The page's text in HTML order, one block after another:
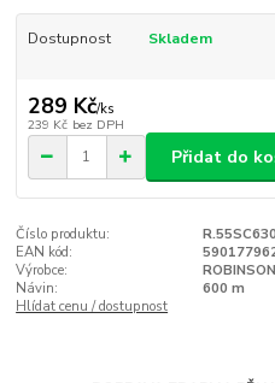
Dostupnost Skladem
289 Kč/ks
239 Kč bez DPH
Přidat do
Číslo produktu:
R.55SC630
EAN kód:
Výrobce:
ROBINSON
Návin:
600 m
Hlídat cenu / dostupnost